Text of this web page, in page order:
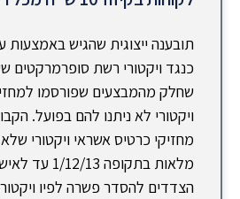
תובענה ייצוגית שהגיש באמצעות
כנגד ויקטורי רשת סופרמרקטים
שחלק מהמבצעים שפורסמו
ויקטורי לא ניתנו להם בפועל.
מחזיקי כרטיס אשראי ויקטורי
מלאות בתקופה
הצדדים להסדר פשרה לפיו